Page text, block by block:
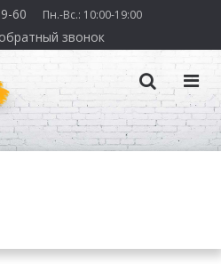
60 Пн.-Вс.: 10:00-19:00
звонок